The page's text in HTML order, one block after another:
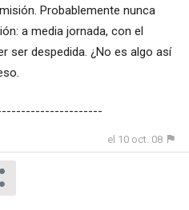
Probablemente nunca
a media jornada, con el
ser despedida. ¿No es algo así
el 10 oct. 08